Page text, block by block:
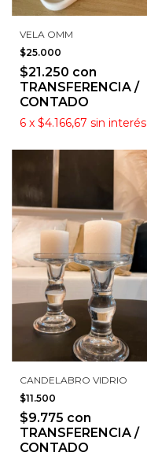
VELA OMM
$25.000
$21.250 con
TRANSFERENCIA /
CONTADO
6 x $4.166,67 sin interés
CANDELABRO VIDRIO
$11.500
$9.775 con
TRANSFERENCIA /
CONTADO